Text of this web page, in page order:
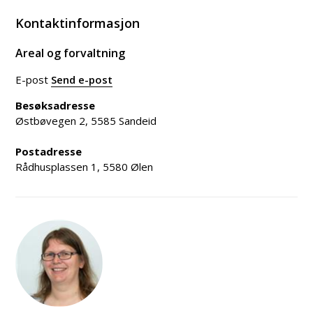
Kontaktinformasjon
Areal og forvaltning
E-post Send e-post
Besøksadresse
Østbøvegen 2, 5585 Sandeid
Postadresse
Rådhusplassen 1, 5580 Ølen